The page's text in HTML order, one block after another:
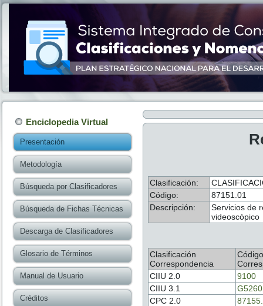
Enciclopedia Virtual
Presentación
Metodología
Búsqueda por Clasificadores
Búsqueda de Fichas Técnicas
Descarga de Clasificadores
Glosario de Términos
Manual de Usuario
Créditos
Clasificación:
Código:
87151.01
Descripción:
Servicios de
videoscópico
Clasificación
Correspondencia
Código
CIIU 2.0
9100
CIIU 3.1
G5260
CPC 2.0